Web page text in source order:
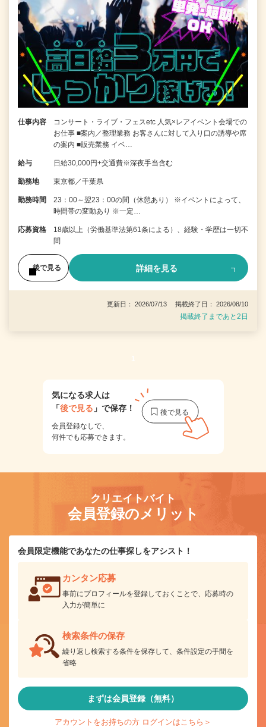
仕事内容
コンサート・ライブ・フェスetc 人気×レアイベント会場での
お仕事 ■案内／整理業務 お客さんに対して入り口の誘導や席
の案内 ■販売業務 イベ…
給与 日給30,000円+交通費※深夜手当含む
勤務地 東京都／千葉県
勤務時間
23：00～翌23：00の間（休憩あり） ※イベントによって、
時間帯の変動あり ※一定…
応募資格
18歳以上（労働基準法第61条による）、経験・学歴は一切不
問
後で見る 詳細を見る
更新日： 2026/07/13 掲載終了日： 2026/08/10
掲載終了まであと2日
1
気になる求人は
「後で見る 」で保存！
会員登録なしで、
何件でも応募できます。
クリエイトバイト
会員登録のメリット
会員限定機能であなたの仕事探しをアシスト！
カンタン応募
事前にプロフィールを登録しておくことで、応募時の
入力が簡単に
検索条件の保存
繰り返し検索する条件を保存して、条件設定の手間を
省略
まずは会員登録（無料）
アカウントをお持ちの方 ログインはこちら＞